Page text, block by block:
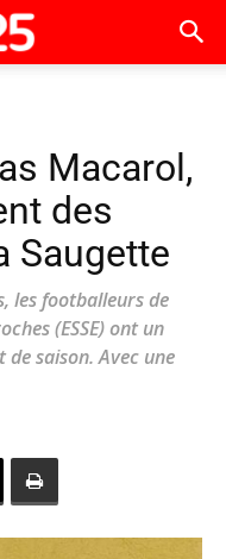
Macarol,
des
Saugette
les footballeurs de
(ESSE) ont un
saison. Avec une